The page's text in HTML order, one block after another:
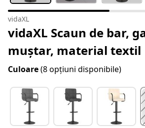
vidaXL
vidaXL Scaun de bar,
muștar, material textil
Culoare(8 opțiuni disponibile)